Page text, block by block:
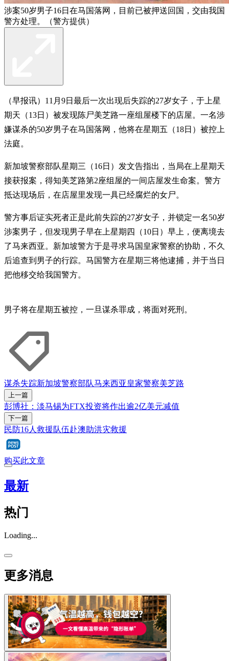
涉案50岁男子16日在马国落网，目前已被押送回国，交由我国
警方处理。（警方提供）
（早报讯）11月9日最后一次出现后失踪的27岁女子，于上星
期天（13日）被发现陈尸美芝路一座组屋楼下的店屋。一名涉
嫌谋杀的50岁男子在马国落网，他将在星期五（18日）被控上
法庭。
新加坡警察部队星期三（16日）发文告指出，当局在上星期天
接获报案，得知美芝路第2座组屋的一间店屋发生命案。警方
抵达现场后，在店屋里发现一具已经腐烂的女尸。
警方事后证实死者正是此前失踪的27岁女子，并锁定一名50岁
涉案男子，但发现男子早在上星期四（10日）早上，便离境去
了马来西亚。新加坡警方于是寻求马国皇家警察的协助，不久
后追查到男子的行踪。马国警方在星期三将他逮捕，并于当日
把他移交给我国警方。
男子将在星期五被控，一旦谋杀罪成，将面对死刑。
谋杀失踪新加坡警察部队马来西亚皇家警察美芝路
上一篇
彭博社：淡马锡为FTX投资将作出逾2亿美元减值
下一篇
民防16人救援队伍赴澳助洪灾救援
购买此文章
最新
热门
Loading...
更多消息